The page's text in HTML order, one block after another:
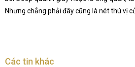
Nhưng chẳng phải đây cũng là nét thú vị
Các tin khác